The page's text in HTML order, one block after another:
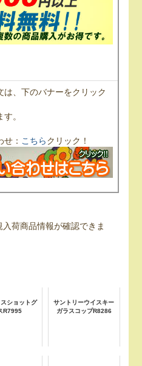
は、下のバナーをクリック
。
： こちらクリック！
荷商品情報が確認できま
ショットグ
R7995
サントリーウイスキー
ガラスコップR8286